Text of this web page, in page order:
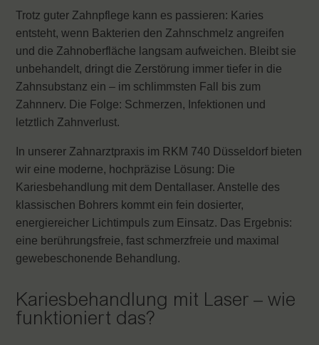
Trotz guter Zahnpflege kann es passieren: Karies
entsteht, wenn Bakterien den Zahnschmelz angreifen
und die Zahnoberfläche langsam aufweichen. Bleibt sie
unbehandelt, dringt die Zerstörung immer tiefer in die
Zahnsubstanz ein – im schlimmsten Fall bis zum
Zahnnerv. Die Folge: Schmerzen, Infektionen und
letztlich Zahnverlust.
In unserer Zahnarztpraxis im RKM 740 Düsseldorf bieten
wir eine moderne, hochpräzise Lösung: Die
Kariesbehandlung mit dem Dentallaser. Anstelle des
klassischen Bohrers kommt ein fein dosierter,
energiereicher Lichtimpuls zum Einsatz. Das Ergebnis:
eine berührungsfreie, fast schmerzfreie und maximal
gewebeschonende Behandlung.
Kariesbehandlung mit Laser – wie
funktioniert das?